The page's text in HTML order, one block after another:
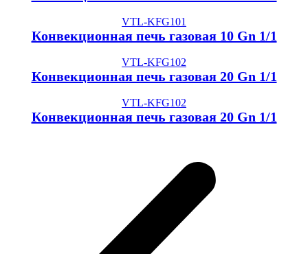
VTL-KFG101
Конвекционная печь газовая 10 Gn 1/1
VTL-KFG102
Конвекционная печь газовая 20 Gn 1/1
VTL-KFG102
Конвекционная печь газовая 20 Gn 1/1